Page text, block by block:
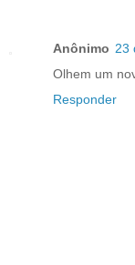
Anônimo 23
Olhem um
Responder